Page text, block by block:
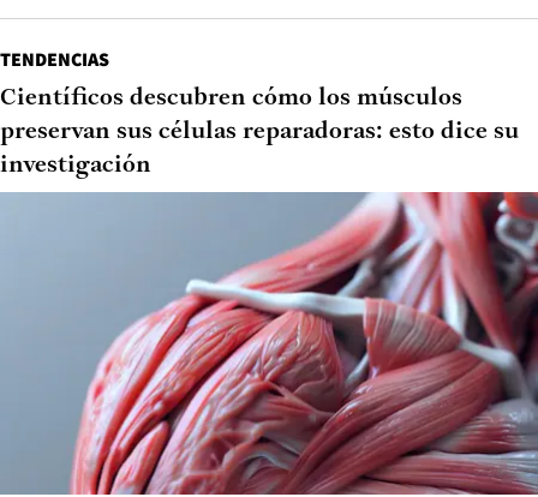
TENDENCIAS
Científicos descubren cómo los músculos
preservan sus células reparadoras: esto dice su
investigación